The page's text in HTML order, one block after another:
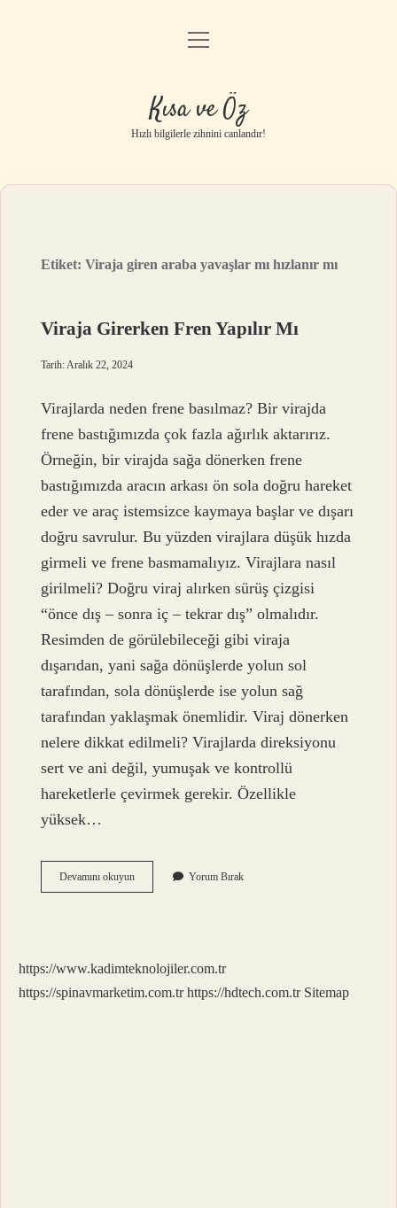
Anasayfa
Gizlilik Politikası
Yasal Uyarı
menüyü
Kısa ve Öz
Hızlı bilgilerle zihnini canlandır!
Etiket:Viraja giren araba yavaşlar mı hızlanır mı
Viraja Girerken Fren Yapılır Mı
Tarih: Aralık 22, 2024
Virajlarda neden frene basılmaz? Bir virajda
frene bastığımızda çok fazla ağırlık aktarırız.
Örneğin, bir virajda sağa dönerken frene
bastığımızda aracın arkası ön sola doğru hareket
eder ve araç istemsizce kaymaya başlar ve dışarı
doğru savrulur. Bu yüzden virajlara düşük hızda
girmeli ve frene basmamalıyız. Virajlara nasıl
girilmeli? Doğru viraj alırken sürüş çizgisi
“önce dış – sonra iç – tekrar dış” olmalıdır.
Resimden de görülebileceği gibi viraja
dışarıdan, yani sağa dönüşlerde yolun sol
tarafından, sola dönüşlerde ise yolun sağ
tarafından yaklaşmak önemlidir. Viraj dönerken
nelere dikkat edilmeli? Virajlarda direksiyonu
sert ve ani değil, yumuşak ve kontrollü
hareketlerle çevirmek gerekir. Özellikle
yüksek…
Devamını okuyunViraja
Girerken
Yorum Bırak
https://www.kadimteknolojiler.com.tr
https://spinavmarketim.com.tr https://hdtech.com.tr Sitemap